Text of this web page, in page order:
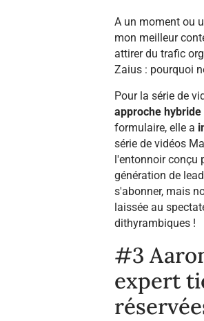
A un moment ou
mon meilleur
attirer du trafic
Zaius : pourquoi
Pour la série de
approche hybride
formulaire, elle a
série de vidéos
l'entonnoir conçu
génération de
s'abonner, mais
laissée au
dithyrambiques !
#3
expert